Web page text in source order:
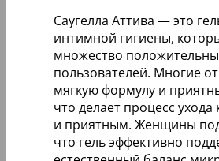
Саугелла Аттива — это
интимной гигиены,
множество
пользователей. Многие
мягкую формулу и
что делает процесс
и приятным. Женщины
что гель эффективно